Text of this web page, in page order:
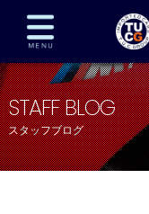
在庫車両情報
TUCとは？
全国納車
STAFF BLOG
スタッフブログ